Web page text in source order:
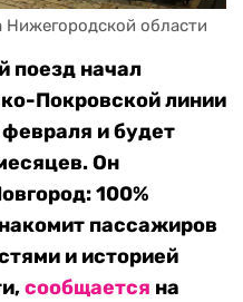
Нижегородской области
поезд начал
Покровской линии
и будет
Он
100%
пассажиров
и историей
сообщается на